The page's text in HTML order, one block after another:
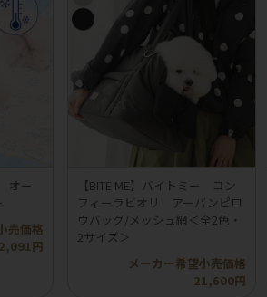
オー
売価格
2,091円
【BITE ME】バイトミー コン
フィーラビオリ アーバンピロ
ウバッグ/メッシュ網＜全2色・
2サイズ＞
メーカー希望小売価格
21,600円